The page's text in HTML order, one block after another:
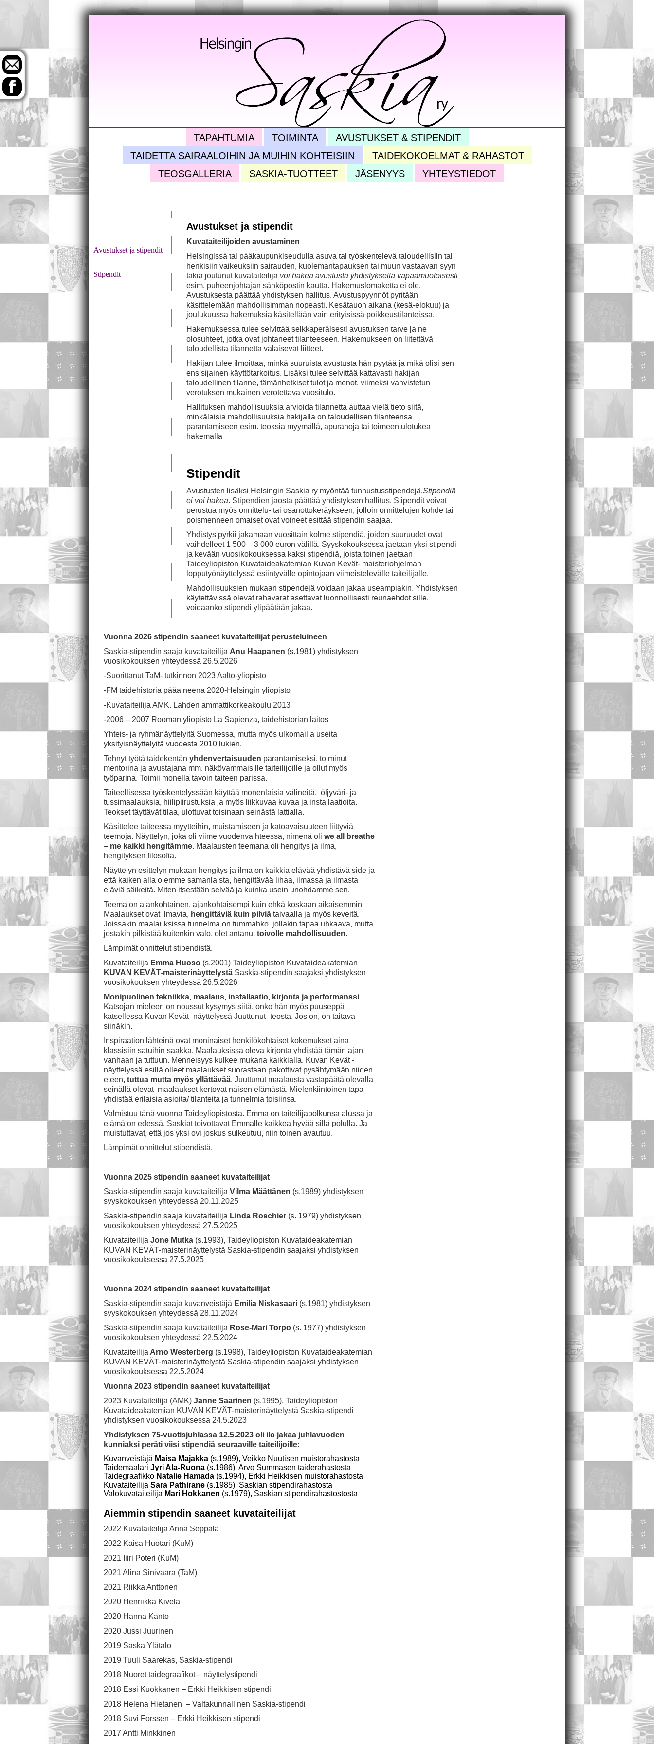
TAPAHTUMIA TOIMINTA
AVUSTUKSET & STIPENDIT
TAIDETTA SAIRAALOIHIN JA MUIHIN KOHTEISIIN
TAIDEKOKOELMAT & RAHASTOT
TEOSGALLERIA
SASKIA-TUOTTEET JÄSENYYS YHTEYSTIEDOT
Avustukset ja stipendit
Stipendit
Avustukset ja stipendit
Kuvataiteilijoiden avustaminen
Helsingissä tai pääkaupunkiseudulla asuva tai työskentelevä taloudellisiin tai
henkisiin vaikeuksiin sairauden, kuolemantapauksen tai muun vastaavan syyn
takia joutunut kuvataiteilija voi hakea avustusta yhdistykseltä vapaamuotoisesti
esim. puheenjohtajan sähköpostin kautta. Hakemuslomaketta ei ole.
Avustuksesta päättää yhdistyksen hallitus. Avustuspyynnöt pyritään
käsittelemään mahdollisimman nopeasti. Kesätauon aikana (kesä-elokuu) ja
joulukuussa hakemuksia käsitellään vain erityisissä poikkeustilanteissa.
Hakemuksessa tulee selvittää seikkaperäisesti avustuksen tarve ja ne
olosuhteet, jotka ovat johtaneet tilanteeseen. Hakemukseen on liitettävä
taloudellista tilannetta valaisevat liitteet.
Hakijan tulee ilmoittaa, minkä suuruista avustusta hän pyytää ja mikä olisi sen
ensisijainen käyttötarkoitus. Lisäksi tulee selvittää kattavasti hakijan
taloudellinen tilanne, tämänhetkiset tulot ja menot, viimeksi vahvistetun
verotuksen mukainen verotettava vuositulo.
Hallituksen mahdollisuuksia arvioida tilannetta auttaa vielä tieto siitä,
minkälaisia mahdollisuuksia hakijalla on taloudellisen tilanteensa
parantamiseen esim. teoksia myymällä, apurahoja tai toimeentulotukea
hakemalla
Stipendit
Avustusten lisäksi Helsingin Saskia ry myöntää tunnustusstipendejä.Stipendiä
ei voi hakea. Stipendien jaosta päättää yhdistyksen hallitus. Stipendit voivat
perustua myös onnittelu- tai osanottokeräykseen, jolloin onnittelujen kohde tai
poismenneen omaiset ovat voineet esittää stipendin saajaa.
Yhdistys pyrkii jakamaan vuosittain kolme stipendiä, joiden suuruudet ovat
vaihdelleet 1 500 – 3 000 euron välillä. Syyskokouksessa jaetaan yksi stipendi
ja kevään vuosikokouksessa kaksi stipendiä, joista toinen jaetaan
Taideyliopiston Kuvataideakatemian Kuvan Kevät- maisteriohjelman
lopputyönäyttelyssä esiintyvälle opintojaan viimeistelevälle taiteilijalle.
Mahdollisuuksien mukaan stipendejä voidaan jakaa useampiakin. Yhdistyksen
käytettävissä olevat rahavarat asettavat luonnollisesti reunaehdot sille,
voidaanko stipendi ylipäätään jakaa.
Vuonna 2026 stipendin saaneet kuvataiteilijat perusteluineen
Saskia-stipendin saaja kuvataiteilija Anu Haapanen (s.1981) yhdistyksen
vuosikokouksen yhteydessä 26.5.2026
-Suorittanut TaM- tutkinnon 2023 Aalto-yliopisto
-FM taidehistoria pääaineena 2020-Helsingin yliopisto
-Kuvataiteilija AMK, Lahden ammattikorkeakoulu 2013
-2006 – 2007 Rooman yliopisto La Sapienza, taidehistorian laitos
Yhteis- ja ryhmänäyttelyitä Suomessa, mutta myös ulkomailla useita
yksityisnäyttelyitä vuodesta 2010 lukien.
Tehnyt työtä taidekentän yhdenvertaisuuden parantamiseksi, toiminut
mentorina ja avustajana mm. näkövammaisille taiteilijoille ja ollut myös
työparina. Toimii monella tavoin taiteen parissa.
Taiteellisessa työskentelyssään käyttää monenlaisia välineitä, öljyväri- ja
tussimaalauksia, hiilipiirustuksia ja myös liikkuvaa kuvaa ja installaatioita.
Teokset täyttävät tilaa, ulottuvat toisinaan seinästä lattialla.
Käsittelee taiteessa myytteihin, muistamiseen ja katoavaisuuteen liittyviä
teemoja. Näyttelyn, joka oli viime vuodenvaihteessa, nimenä oli we all breathe
– me kaikki hengitämme. Maalausten teemana oli hengitys ja ilma,
hengityksen filosofia.
Näyttelyn esittelyn mukaan hengitys ja ilma on kaikkia elävää yhdistävä side ja
että kaiken alla olemme samanlaista, hengittävää lihaa, ilmassa ja ilmasta
eläviä säikeitä. Miten itsestään selvää ja kuinka usein unohdamme sen.
Teema on ajankohtainen, ajankohtaisempi kuin ehkä koskaan aikaisemmin.
Maalaukset ovat ilmavia, hengittäviä kuin pilviä taivaalla ja myös keveitä.
Joissakin maalauksissa tunnelma on tummahko, jollakin tapaa uhkaava, mutta
jostakin pilkistää kuitenkin valo, olet antanuttoivolle mahdollisuuden.
Lämpimät onnittelut stipendistä.
Kuvataiteilija Emma Huoso (s.2001) Taideyliopiston Kuvataideakatemian
KUVAN KEVÄT-maisterinäyttelystä Saskia-stipendin saajaksi yhdistyksen
vuosikokouksen yhteydessä 26.5.2026
Monipuolinen tekniikka, maalaus, installaatio, kirjonta ja performanssi.
Katsojan mieleen on noussut kysymys siitä, onko hän myös puuseppä
katsellessa Kuvan Kevät -näyttelyssä Juuttunut- teosta. Jos on, on taitava
siinäkin.
Inspiraation lähteinä ovat moninaiset henkilökohtaiset kokemukset aina
klassisiin satuihin saakka. Maalauksissa oleva kirjonta yhdistää tämän ajan
vanhaan ja tuttuun. Menneisyys kulkee mukana kaikkialla. Kuvan Kevät -
näyttelyssä esillä olleet maalaukset suorastaan pakottivat pysähtymään niiden
eteen, tuttua mutta myös yllättävää. Juuttunut maalausta vastapäätä olevalla
seinällä olevat maalaukset kertovat naisen elämästä. Mielenkiintoinen tapa
yhdistää erilaisia asioita/ tilanteita ja tunnelmia toisiinsa.
Valmistuu tänä vuonna Taideyliopistosta. Emma on taiteilijapolkunsa alussa ja
elämä on edessä. Saskiat toivottavat Emmalle kaikkea hyvää sillä polulla. Ja
muistuttavat, että jos yksi ovi joskus sulkeutuu, niin toinen avautuu.
Lämpimät onnittelut stipendistä.
Vuonna 2025 stipendin saaneet kuvataiteilijat
Saskia-stipendin saaja kuvataiteilija Vilma Määttänen (s.1989) yhdistyksen
syyskokouksen yhteydessä 20.11.2025
Saskia-stipendin saaja kuvataiteilija Linda Roschier (s. 1979) yhdistyksen
vuosikokouksen yhteydessä 27.5.2025
Kuvataiteilija Jone Mutka (s.1993), Taideyliopiston Kuvataideakatemian
KUVAN KEVÄT-maisterinäyttelystä Saskia-stipendin saajaksi yhdistyksen
vuosikokouksessa 27.5.2025
Vuonna 2024 stipendin saaneet kuvataiteilijat
Saskia-stipendin saaja kuvanveistäjä Emilia Niskasaari (s.1981) yhdistyksen
syyskokouksen yhteydessä 28.11.2024
Saskia-stipendin saaja kuvataiteilija Rose-Mari Torpo (s. 1977) yhdistyksen
vuosikokouksen yhteydessä 22.5.2024
Kuvataiteilija Arno Westerberg (s.1998), Taideyliopiston Kuvataideakatemian
KUVAN KEVÄT-maisterinäyttelystä Saskia-stipendin saajaksi yhdistyksen
vuosikokouksessa 22.5.2024
Vuonna 2023 stipendin saaneet kuvataiteilijat
2023 Kuvataiteilija (AMK) Janne Saarinen (s.1995), Taideyliopiston
Kuvataideakatemian KUVAN KEVÄT-maisterinäyttelystä Saskia-stipendi
yhdistyksen vuosikokouksessa 24.5.2023
Yhdistyksen 75-vuotisjuhlassa 12.5.2023 oli ilo jakaa juhlavuoden
kunniaksi peräti viisi stipendiä seuraaville taiteilijoille:
Kuvanveistäjä Maisa Majakka (s.1989), Veikko Nuutisen muistorahastosta
Taidemaalari Jyri Ala-Ruona (s.1986), Arvo Summasen taiderahastosta
Taidegraafikko Natalie Hamada (s.1994), Erkki Heikkisen muistorahastosta
Kuvataiteilija Sara Pathirane (s.1985), Saskian stipendirahastosta
Valokuvataiteilija Mari Hokkanen (s.1979), Saskian stipendirahastostosta
Aiemmin stipendin saaneet kuvataiteilijat
2022 Kuvataiteilija Anna Seppälä
2022 Kaisa Huotari (KuM)
2021 Iiiri Poteri (KuM)
2021 Alina Sinivaara (TaM)
2021 Riikka Anttonen
2020 Henriikka Kivelä
2020 Hanna Kanto
2020 Jussi Juurinen
2019 Saska Ylätalo
2019 Tuuli Saarekas, Saskia-stipendi
2018 Nuoret taidegraafikot – näyttelystipendi
2018 Essi Kuokkanen – Erkki Heikkisen stipendi
2018 Helena Hietanen – Valtakunnallinen Saskia-stipendi
2018 Suvi Forssen – Erkki Heikkisen stipendi
2017 Antti Minkkinen